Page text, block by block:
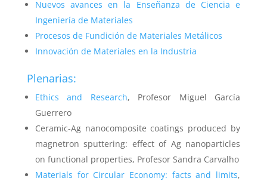
Nuevos avances en la Enseñanza de Ciencia e
Ingeniería de Materiales
Procesos de Fundición de Materiales Metálicos
Innovación de Materiales en la Industria
Plenarias:
Ethics and Research, Profesor Miguel García
Guerrero
Ceramic-Ag nanocomposite coatings produced by
magnetron sputtering: effect of Ag nanoparticles
on functional properties, Profesor Sandra Carvalho
Materials for Circular Economy: facts and limits,